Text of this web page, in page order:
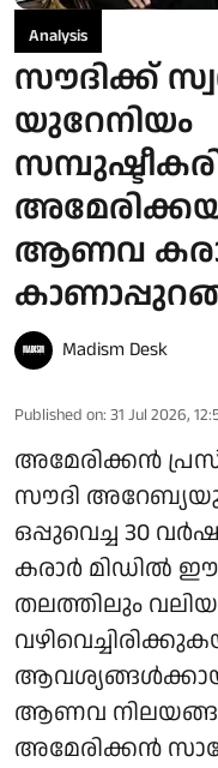
Analysis
സൗദിക്ക്
യുറേനിയം
ആണവ
Madism Desk
Published on: 31 Jul 2026,
അമേരിക്കൻ
സൗദി
ഒപ്പുവെച്ച 30
കരാർ മിഡിൽ
തലത്തിലും
ആണവ
അമേരിക്കൻ